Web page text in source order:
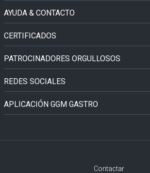
AYUDA & CONTACTO
CERTIFICADOS
PATROCINADORES ORGULLOSOS
REDES SOCIALES
APLICACIÓN GGM GASTRO
Contactar